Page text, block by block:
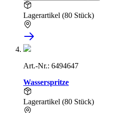
Lagerartikel (80 Stück)
Art.-Nr.: 6494647
Wasserspritze
Lagerartikel (80 Stück)